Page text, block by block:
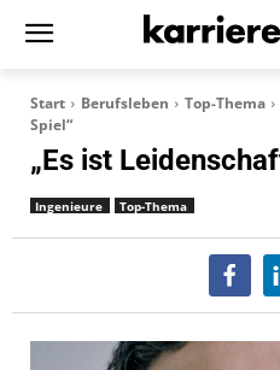
Start Berufsleben Top-Thema
Spiel“
„Es ist
Ingenieure Top-Thema